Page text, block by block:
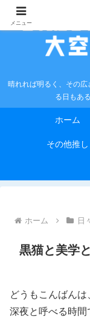
晴れれば明るく、その
る日もあ
ホーム
その他推し
ホーム 日
黒猫と美学と
どうもこんばんは
深夜と呼べる時
メニュー